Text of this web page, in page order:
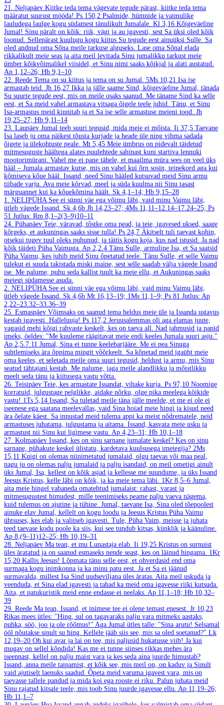
21. Neljapäev Kiitke teda tema vägevate tegude pärast, kiitke teda tema
määratut suurust mööda! Ps 150,2 Psalmide, hümnide ja vaimulike
lauludega laulge kogu südamest tänulikult Jumalale. Kl 3,16 Kõigeväeline
Jumal! Sinu päralt on kõik: riik, vägi ja au igavesti, sest Sa üksi oled kõik
loonud. Sellepärast kuulugu kogu kiitus Su tegude eest ainuüksi Sulle. Sa
oled andnud oma Sõna meile tarkuse alguseks. Lase oma Sõnal elada
rikkalikult meie seas ja aita meil levitada Sinu jumalikku tarkust meie
ümber kõikvõimalikel viisidel, et Sinu nimi saaks kõikjal ja alati austatud.
Ap 1,12–26; Hb 9,1–10
22. Reede Tema on su kiitus ja tema on su Jumal. 5Ms 10,21 Isa ise
armastab teid. Jh 16,27 Ikka ja jälle saame Sind, kõigeväeline Jumal, tänada
Su suurte tegude eest, mis on meile osaks saanud. Me täname Sind ka selle
eest, et Sa meid vahel armastava vitsaga õigele teele juhid. Tänu, et Sinu
Isa-armastus meid kinnitab ja et Sa ise selle armastuse meieni tood. Jh
19,25–27; Hb 9,11–14
23. Laupäev Jumal teeb suuri tegusid, mida meie ei mõista. Ii 37,5 Taevane
Isa laseb ju oma päikest tõusta kurjade ja heade üle ning vihma sadada
õigete ja ülekohtuste peale. Mt 5,45 Meie ümbrus on pidevalt täidetud
mitmesuguste häältega alates puulehtede sahinast kuni startiva lennuki
mootorimürani. Vahel me ei pane tähele, et maailma müra sees on veel üks
hääl – Jumala armastav kutse, mis on vahel kui õrn sosin, teinekord aga kui
kõmiseva kõue hääl. Issand, need Sinu hääled kutsuvad meid Sinu armu
tiibade varju. Ava meie kõrvad, meel ja süda kuulma nii Sinu tasast
märguannet kui ka kõuekõmina häält. Sk 4,1–14; Hb 9,15–28
1. NELIPÜHA See ei sünni väe ega võimu läbi, vaid minu Vaimu läbi,
ütleb vägede Issand. Sk 4,6b Jh 14,23–27; 4Ms 11,11–12.14–17.24–25; Ps
51 Jutlus: Rm 8,1–2(3–9)10–11
24. Pühapäev Teie, väravad, tõstke oma pead, ja teie, igavesed uksed, saage
kõrgeks, et aukuningas saaks sisse tulla! Ps 24,7 Äkitselt tuli taevast kohin,
otsekui tugev tuul oleks puhunud, ja täitis kogu koja, kus nad istusid. Ja nad
kõik täideti Püha Vaimuga. Ap 2,2.4 Tänu Sulle, armuline Isa, et Sa saatsid
Püha Vaimu, kes juhib meid Sinu õpetatud teele. Tänu Sulle, et selle Vaimu
tulekut ei suuda takistada miski maine, sest selle saadab välja vägede Issand
ise. Me palume, puhu seda kallist tuult ka meie ellu, et Aukuningas saaks
meiegi südamesse asuda.
2. NELIPÜHA See ei sünni väe ega võimu läbi, vaid minu Vaimu läbi,
ütleb vägede Issand. Sk 4,6b Mt 16,13–19; 1Ms 11,1–9; Ps 81 Jutlus: Ap
2,22–23.32–33.36–39
25. Esmaspäev Võimsaks on saanud tema heldus meie üle ja Issanda ustavus
kestab igavesti. Halleluuja! Ps 117,2 Jeruusalemmas oli aga elamas juute,
vagasid mehi kõigi rahvaste keskelt, kes on taeva all. Nad jahmusid ja panid
imeks, öeldes: "Me kuuleme räägitavat meie endi keeles Jumala suuri asju."
Ap 2,5.7.11 Jumal, Sina ei tunne keelebarjääre. Me ei pea Sinuga
suhtlemiseks ära õppima mingit võõrkeelt. Sa kõnetad meid igaüht meie
oma keeles, et seletada meile oma suuri tegusid, heldust ja armu, mis Sinu
seatud tähtajani kestab. Me palume, jaga meile alandlikku ja mõistlikku
meelt seda tänu ja kiitusega vastu võtta.
26. Teisipäev Teie, kes armastate Issandat, vihake kurja. Ps 97,10 Noomige
korratuid, julgustage pelglikke, aidake nõrku, olge pika meelega kõikide
vastu! 1Ts 5,14 Issand, Sa tuletad meile täna jälle meelde, et me ei ole ei
iseenese ega saatana meelevallas, vaid Sina hoiad meie hingi ja kisud need
ära õelate käest. Sa innustad meid tulema appi ka meist nõdrematele, neid
armastuses juhatama, julgustama ja aitama. Issand, kasvata meie usku ja
armastust nii Sinu kui ligimese vastu. Ap 4,23–31; Hb 10,1–18
27. Kolmapäev Issand, kes on sinu sarnane jumalate keskel? Kes on sinu
sarnane, pühakute keskel ülistatu, kardetava kuulsusega imetegija? 2Ms
15,11 Kuigi on olemas niinimetatud jumalaid, olgu taevas või maa peal,
nagu ju on olemas palju jumalaid ja palju isandaid, on meil ometigi ainult
üks Jumal, Isa, kellest on kõik asjad ja kellesse me suundume, ja üks Issand
Jeesus Kristus, kelle läbi on kõik, ja ka meie tema läbi. 1Kr 8,5–6 Jumal,
aita meie hingel vabaneda omatehtud jumalaist: rahast, varast ja
mitmesugustest himudest, mille teenimiseks peame palju vaeva nägema,
kuid tulemus on ajutine ja tühine. Jumal, taevane Isa, Sina oled tõepoolest
ainuke elav Jumal, kellelt on kogu loodu ja Jeesus Kristus Püha Vaimu
ühtsuses, kes elab ja valitseb igavesti. Tule, Püha Vaim, meisse ja juhata
teed taevase kodu poole ka siis, kui see tundub kitsas, künklik ja käänuline.
Ap 8,(9–11)12–25; Hb 10,19–31
28. Neljapäev Ma tean, et mu Lunastaja elab. Ii 19,25 Kristus on surnuist
üles äratatud ja on saanud esmaseks nende seast, kes on läinud hingama. 1Kr
15,20 Kallis Jeesus! Lõpmata tänu selle eest, et ohverdasid end oma
surmaga kogu inimkonna ja ka minu patu eest. Ja et Sa ei jäänud
surmavalda, millest Isa Sind uudseviljana üles äratas. Aita meil uskuda ja
veenduda, et Sina elad igavesti ja tahad ka meid oma igavesse riiki kutsuda.
Aita, et patukuristik meid enne endasse ei neelaks. Ap 11,1–18; Hb 10,32–
39
29. Reede Ma tean, Issand, et inimese tee ei olene temast enesest. Jr 10,23
Rikas mees ütles: "Hing, sul on tagavaraks palju vara mitmeks aastaks,
puhka, söö, joo ja ole rõõmus!" Aga Jumal ütles talle: "Sina arutu! Selsamal
ööl nõutakse sinult su hing. Kellele jääb siis see, mis sa oled soetanud?" Lk
12,19–20 Oh kui avar ja lai on tee, mis paljusid hukatusse viib! Ja kui
mugav on sellel kõndida! Kas me ei tunne siinses rikkas mehes ära
iseennast, kellel on palju maist vara ja kes seda aina juurde himustab?
Issand, anna meile taipamist, et kõik see, mis meil on, on kaduv ja Sinult
vaid ajutiselt laenuks saadud. Õpeta meid varuma igavest vara, mis on
taevasse tallele pandud ja mida koi ega rooste ei riku. Palun juhata meid
Sinu rajatud kitsale teele, mis toob Sinu juurde igavesse ellu. Ap 11,19–26;
Hb 11,1–7